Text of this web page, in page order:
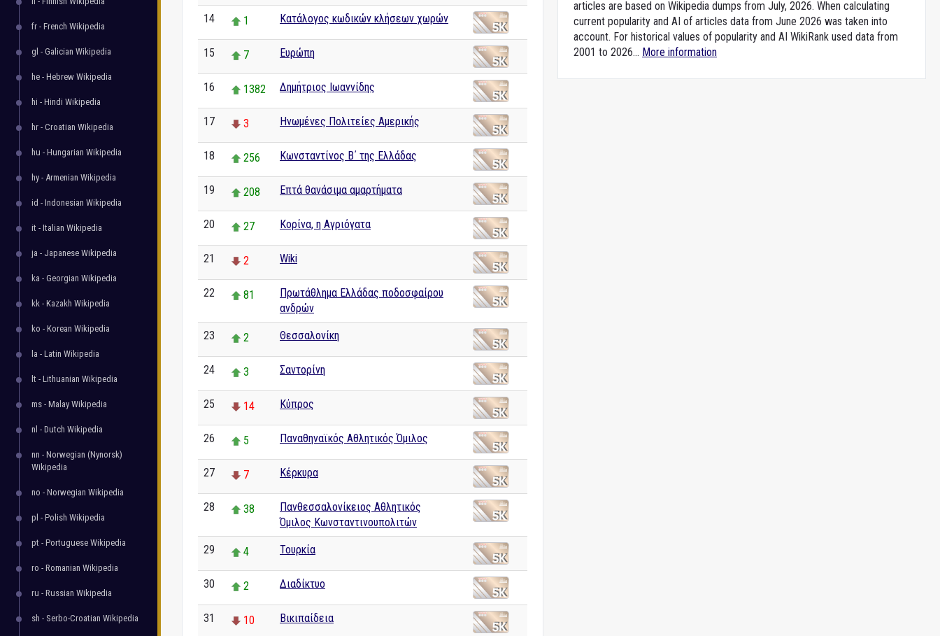
fr - French Wikipedia
gl - Galician Wikipedia
he - Hebrew Wikipedia
hi - Hindi Wikipedia
hr - Croatian Wikipedia
hu - Hungarian Wikipedia
hy - Armenian Wikipedia
id - Indonesian Wikipedia
it - Italian Wikipedia
ja - Japanese Wikipedia
ka - Georgian Wikipedia
kk - Kazakh Wikipedia
ko - Korean Wikipedia
la - Latin Wikipedia
lt - Lithuanian Wikipedia
ms - Malay Wikipedia
nl - Dutch Wikipedia
nn - Norwegian (Nynorsk)
Wikipedia
no - Norwegian Wikipedia
pl - Polish Wikipedia
pt - Portuguese Wikipedia
ro - Romanian Wikipedia
ru - Russian Wikipedia
sh - Serbo-Croatian Wikipedia
14 1 Κατάλογος κωδικών κλήσεων χωρών
15 7 Ευρώπη
16 1382 Δημήτριος Ιωαννίδης
17 3 Ηνωμένες Πολιτείες Αμερικής
18 256 Κωνσταντίνος Β΄ της Ελλάδας
19 208 Επτά θανάσιμα αμαρτήματα
20 27 Κορίνα, η Αγριόγατα
21 2 Wiki
22 81
Πρωτάθλημα Ελλάδας ποδοσφαίρου
ανδρών
23 2 Θεσσαλονίκη
24 3 Σαντορίνη
25 14 Κύπρος
26 5 Παναθηναϊκός Αθλητικός Όμιλος
27 7 Κέρκυρα
28 38
Πανθεσσαλονίκειος Αθλητικός
Όμιλος Κωνσταντινουπολιτών
29 4 Τουρκία
30 2 Διαδίκτυο
31 10 Βικιπαίδεια
articles are based on Wikipedia dumps from July, 2026. When calculating
current popularity and AI of articles data from June 2026 was taken into
account. For historical values of popularity and AI WikiRank used data from
2001 to 2026... More information